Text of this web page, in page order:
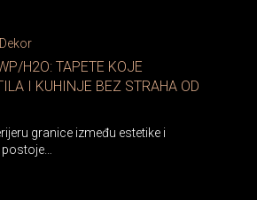
H2O: TAPETE KOJE
I KUHINJE BEZ STRAHA OD
granice između estetike i